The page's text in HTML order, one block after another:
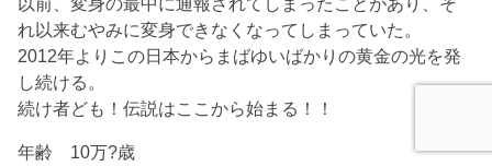
れ以来むやみに変身できなくなってしまっていた。
2012年よりこの日本からまばゆいばかりの黄金の光を発
し続ける。
続け者ども！伝説はここから始まる！！
年齢 10万?歳